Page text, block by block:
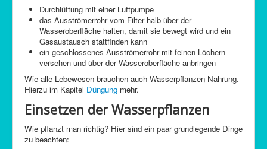
Durchlüftung mit einer Luftpumpe
das Ausströmerrohr vom Filter halb über der
Wasseroberfläche halten, damit sie bewegt wird und ein
Gasaustausch stattfinden kann
ein geschlossenes Ausströmerrohr mit feinen Löchern
versehen und über der Wasseroberfläche anbringen
Wie alle Lebewesen brauchen auch Wasserpflanzen Nahrung.
Hierzu im Kapitel Düngung mehr.
Einsetzen der Wasserpflanzen
Wie pflanzt man richtig? Hier sind ein paar grundlegende Dinge
zu beachten: